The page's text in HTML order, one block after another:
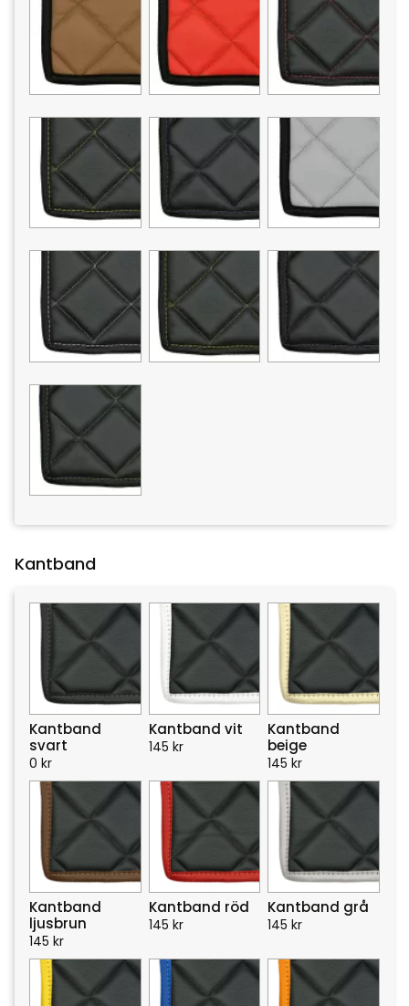
Kantband
Kantband
svart
0 kr
Kantband vit
145 kr
Kantband
beige
145 kr
Kantband
ljusbrun
145 kr
Kantband röd
145 kr
Kantband grå
145 kr